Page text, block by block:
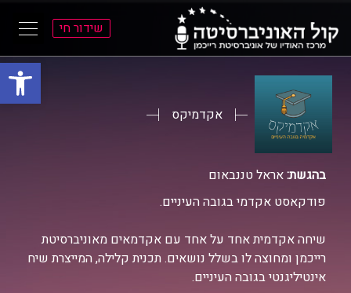
פתח
שידור חי
אקדמיקס
בהגשת:אראל טננבאום
פודקאסט אקדמי בגובה העיניים.
שיחה אקדמית אחד על אחד עם אקדמאים מאוניברסיטת
רייכמן ומחוצה לו בשלל נושאים. תכנית קלילה, המייצרת שיח
אינטיליגנטי בגובה העיניים.